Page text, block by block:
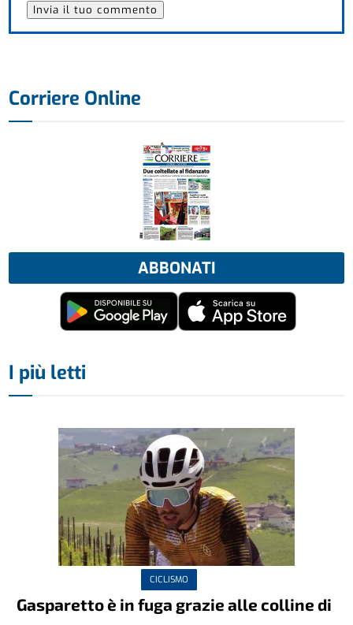
Corriere Online
ABBONATI
I più letti
CICLISMO
Gasparetto è in fuga grazie alle colline di